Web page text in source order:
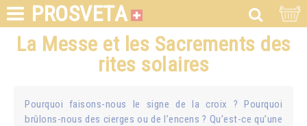
PROSVETA
La Messe et les Sacrements des
rites solaires
Pourquoi faisons-nous le signe de la croix ? Pourquoi
brûlons-nous des cierges ou de l’encens ? Qu’est-ce qu’une